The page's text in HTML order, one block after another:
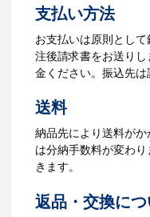
ら、ご注文書をお送り
【名入れをする場合】
ータをご入稿頂き、
ータでご確認いただ
4.納品
【名入れをする場合
３週間程度で納品とな
【名入れなしの場合
～5営業日程度で納品
ご利用
支払い方法
お支払いは原則とし
注後請求書をお送り
金ください。振込先は
送料
納品先により送料が
は分納手数料が変わ
きます。
返品・交換に